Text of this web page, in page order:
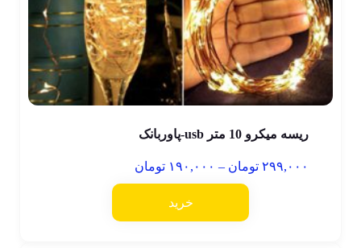
ریسه میکرو 10 متر usb-پاوربانک
۲۹۹,۰۰۰ تومان – ۱۹۰,۰۰۰ تومان
خرید